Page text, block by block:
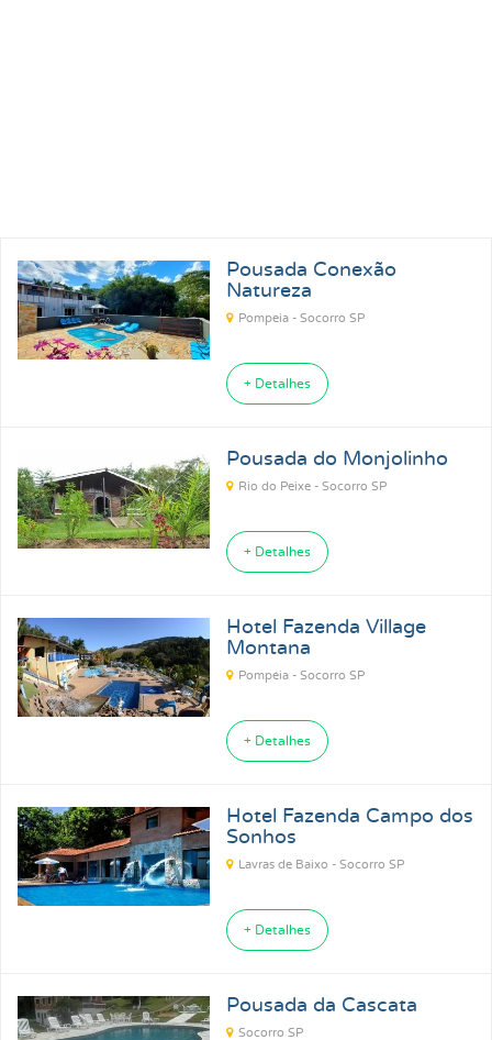
Pousada Conexão
Natureza
Pompeia - Socorro SP
+ Detalhes
Pousada do Monjolinho
Rio do Peixe - Socorro SP
+ Detalhes
Hotel Fazenda Village
Montana
Pompéia - Socorro SP
+ Detalhes
Hotel Fazenda Campo dos
Sonhos
Lavras de Baixo - Socorro SP
+ Detalhes
Pousada da Cascata
Socorro SP